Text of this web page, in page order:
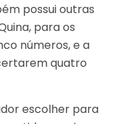
possui outras
para os
números, e a
quatro
escolher para